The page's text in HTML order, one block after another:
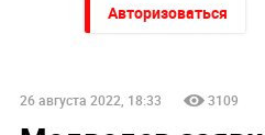
Авторизоваться
26 августа 2022, 18:33 3109